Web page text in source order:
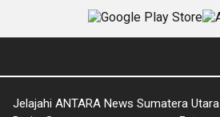
Jelajahi ANTARA News Sumatera Utara